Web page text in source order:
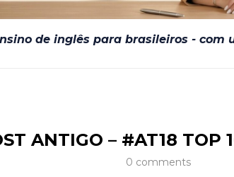
de inglês para brasileiros - com
ANTIGO – #AT18 TOP
0 comments